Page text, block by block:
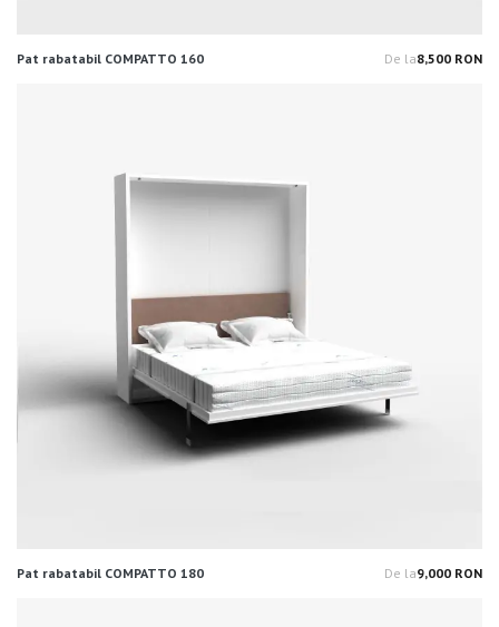
Pat rabatabil COMPATTO 160 De la8,500 RON
Pat rabatabil COMPATTO 180 De la9,000 RON